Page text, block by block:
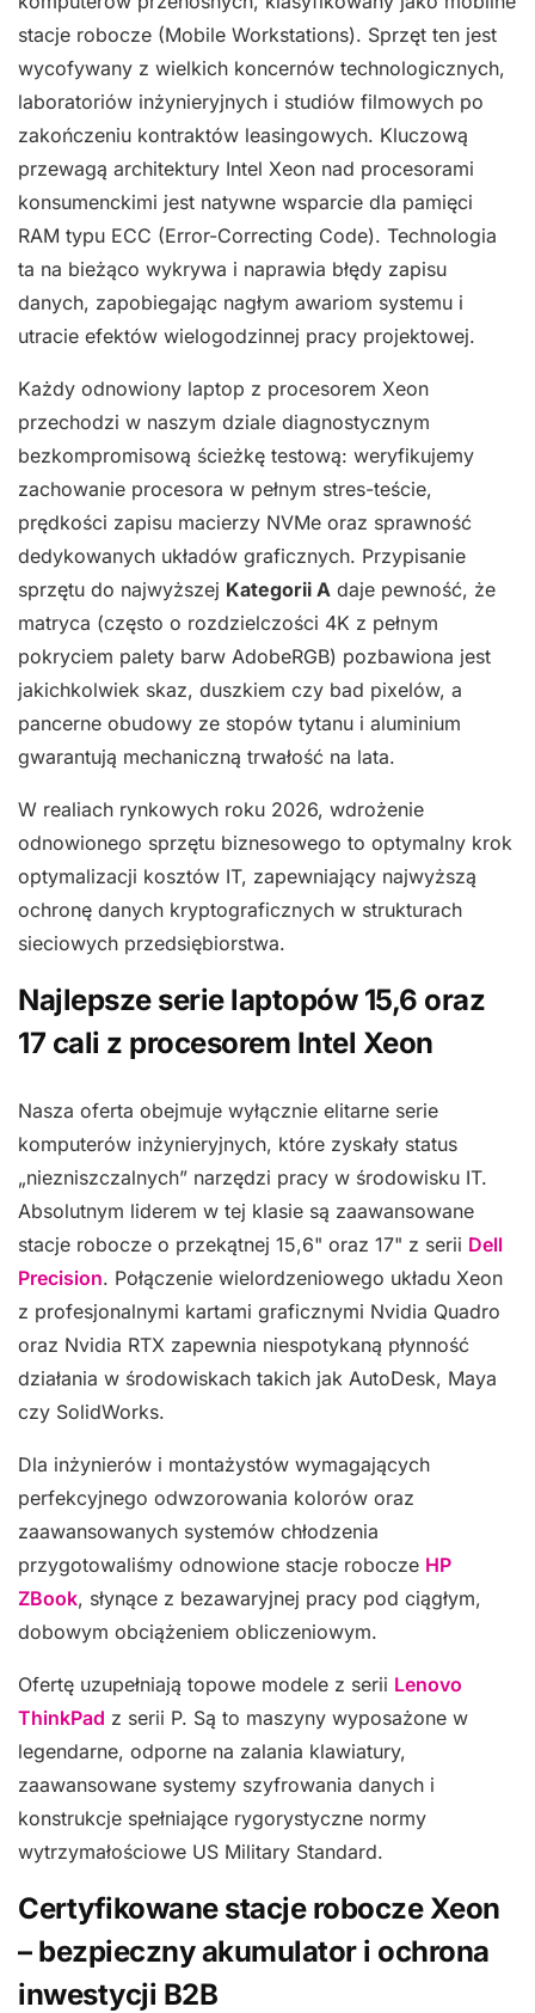
stacje robocze (Mobile Workstations). Sprzęt ten jest
wycofywany z wielkich koncernów technologicznych,
laboratoriów inżynieryjnych i studiów filmowych po
zakończeniu kontraktów leasingowych. Kluczową
przewagą architektury Intel Xeon nad procesorami
konsumenckimi jest natywne wsparcie dla pamięci
RAM typu ECC (Error-Correcting Code). Technologia
ta na bieżąco wykrywa i naprawia błędy zapisu
danych, zapobiegając nagłym awariom systemu i
utracie efektów wielogodzinnej pracy projektowej.
Każdy odnowiony laptop z procesorem Xeon
przechodzi w naszym dziale diagnostycznym
bezkompromisową ścieżkę testową: weryfikujemy
zachowanie procesora w pełnym stres-teście,
prędkości zapisu macierzy NVMe oraz sprawność
dedykowanych układów graficznych. Przypisanie
sprzętu do najwyższej Kategorii A daje pewność, że
matryca (często o rozdzielczości 4K z pełnym
pokryciem palety barw AdobeRGB) pozbawiona jest
jakichkolwiek skaz, duszkiem czy bad pixelów, a
pancerne obudowy ze stopów tytanu i aluminium
gwarantują mechaniczną trwałość na lata.
W realiach rynkowych roku 2026, wdrożenie
odnowionego sprzętu biznesowego to optymalny krok
optymalizacji kosztów IT, zapewniający najwyższą
ochronę danych kryptograficznych w strukturach
sieciowych przedsiębiorstwa.
Najlepsze serie laptopów 15,6 oraz
17 cali z procesorem Intel Xeon
Nasza oferta obejmuje wyłącznie elitarne serie
komputerów inżynieryjnych, które zyskały status
„niezniszczalnych” narzędzi pracy w środowisku IT.
Absolutnym liderem w tej klasie są zaawansowane
stacje robocze o przekątnej 15,6" oraz 17" z serii Dell
Precision. Połączenie wielordzeniowego układu Xeon
z profesjonalnymi kartami graficznymi Nvidia Quadro
oraz Nvidia RTX zapewnia niespotykaną płynność
działania w środowiskach takich jak AutoDesk, Maya
czy SolidWorks.
Dla inżynierów i montażystów wymagających
perfekcyjnego odwzorowania kolorów oraz
zaawansowanych systemów chłodzenia
przygotowaliśmy odnowione stacje robocze HP
ZBook, słynące z bezawaryjnej pracy pod ciągłym,
dobowym obciążeniem obliczeniowym.
Ofertę uzupełniają topowe modele z serii Lenovo
ThinkPad z serii P. Są to maszyny wyposażone w
legendarne, odporne na zalania klawiatury,
zaawansowane systemy szyfrowania danych i
konstrukcje spełniające rygorystyczne normy
wytrzymałościowe US Military Standard.
Certyfikowane stacje robocze Xeon
– bezpieczny akumulator i ochrona
inwestycji B2B